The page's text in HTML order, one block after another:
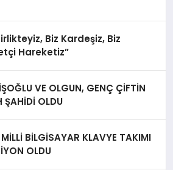
Biz Kardeşiz, Biz
Hareketiz”
VE OLGUN, GENÇ ÇİFTİN
ŞAHİDİ OLDU
BİLGİSAYAR KLAVYE TAKIMI
OLDU